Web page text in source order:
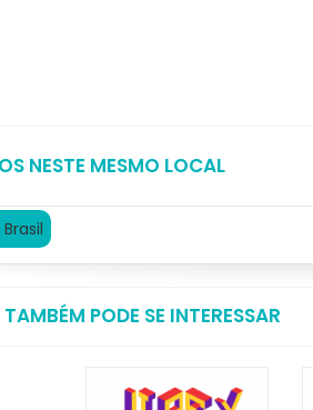
NESTE MESMO LOCAL
PODE SE INTERESSAR